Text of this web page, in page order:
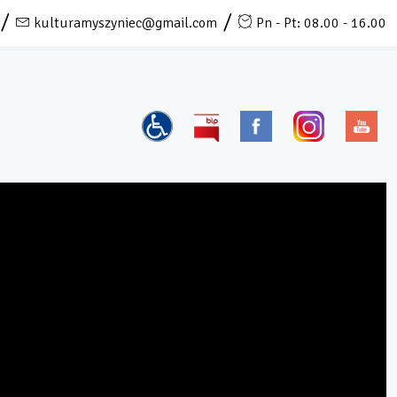
kulturamyszyniec@gmail.com Pn - Pt: 08.00 - 16.00